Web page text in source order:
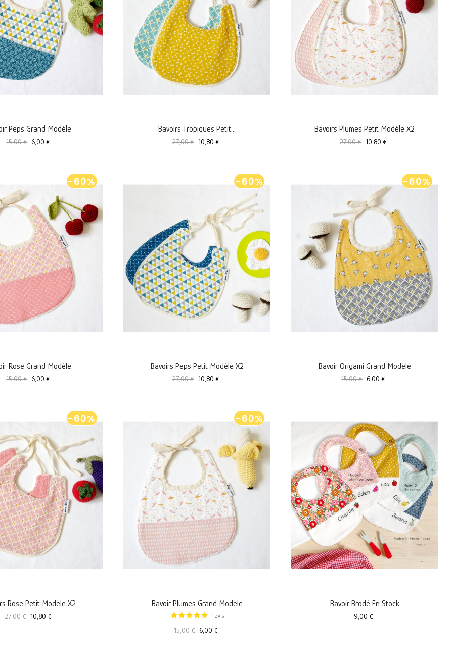
Peps Grand Modèle
Prix
15,00 € Prix
6,00 €
Bavoirs Tropiques Petit...
Prix
27,00 € Prix
10,80 €
Bavoirs Plumes Petit Modèle X2
Prix
27,00 € Prix
10,80 €
Rose Grand Modèle
Prix
15,00 €
-60%
Prix
6,00 €
Bavoirs Peps Petit Modèle X2
Prix
27,00 €
-60%
Prix
10,80 €
Bavoir Origami Grand Modèle
Prix
15,00 €
-60%
Prix
6,00 €
Rose Petit Modèle X2
Prix
27,00 €
-60%
Prix
10,80 €
Bavoir Plumes Grand Modèle
1 avis
Prix
15,00 €
-60%
Prix
6,00 €
Bavoir Brodé En Stock
Prix
9,00 €